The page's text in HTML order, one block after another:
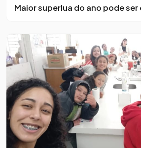
Maior superlua do ano pode